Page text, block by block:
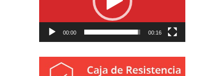
00:00 00:16